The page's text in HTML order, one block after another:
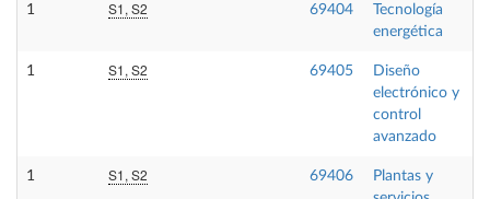
1 S1, S2 69404
Tecnología
energética
1 S1, S2 69405
Diseño
electrónico y
control
avanzado
1 S1, S2 69406
Plantas y